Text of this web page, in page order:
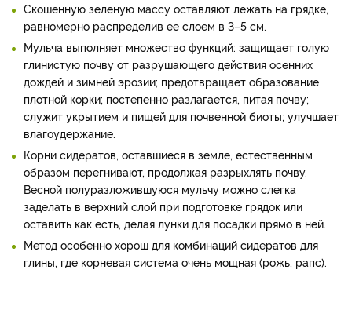
Скошенную зеленую массу оставляют лежать на грядке,
равномерно распределив ее слоем в 3–5 см.
Мульча выполняет множество функций: защищает голую
глинистую почву от разрушающего действия осенних
дождей и зимней эрозии; предотвращает образование
плотной корки; постепенно разлагается, питая почву;
служит укрытием и пищей для почвенной биоты; улучшает
влагоудержание.
Корни сидератов, оставшиеся в земле, естественным
образом перегнивают, продолжая разрыхлять почву.
Весной полуразложившуюся мульчу можно слегка
заделать в верхний слой при подготовке грядок или
оставить как есть, делая лунки для посадки прямо в ней.
Метод особенно хорош для комбинаций сидератов для
глины, где корневая система очень мощная (рожь, рапс).